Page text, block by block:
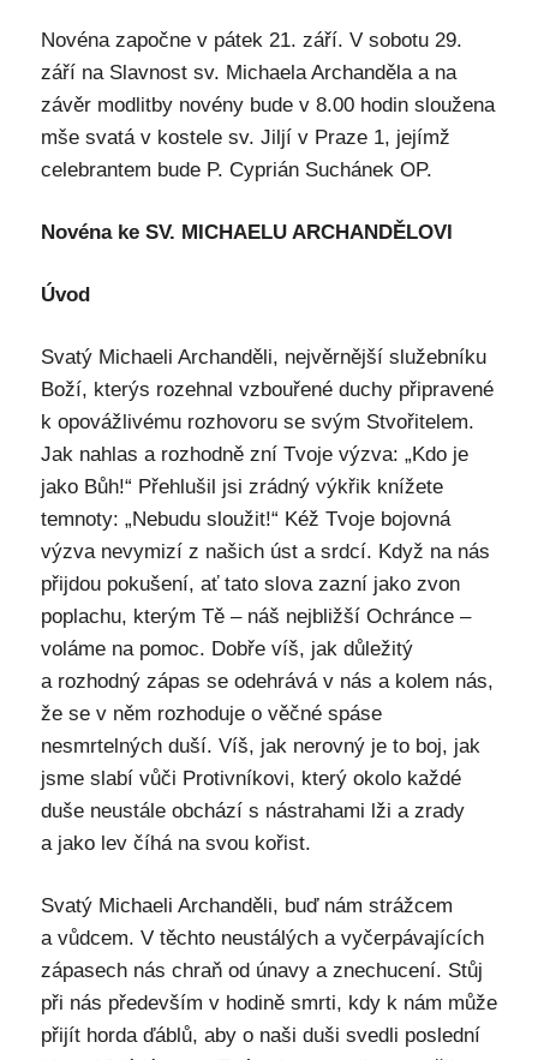
Novéna započne v pátek 21. září. V sobotu 29.
září na Slavnost sv. Michaela Archanděla a na
závěr modlitby novény bude v 8.00 hodin sloužena
mše svatá v kostele sv. Jiljí v Praze 1, jejímž
celebrantem bude P. Cyprián Suchánek OP.
Novéna ke SV. MICHAELU ARCHANDĚLOVI
Úvod
Svatý Michaeli Archanděli, nejvěrnější služebníku
Boží, kterýs rozehnal vzbouřené duchy připravené
k opovážlivému rozhovoru se svým Stvořitelem.
Jak nahlas a rozhodně zní Tvoje výzva: „Kdo je
jako Bůh!“ Přehlušil jsi zrádný výkřik knížete
temnoty: „Nebudu sloužit!“ Kéž Tvoje bojovná
výzva nevymizí z našich úst a srdcí. Když na nás
přijdou pokušení, ať tato slova zazní jako zvon
poplachu, kterým Tě – náš nejbližší Ochránce –
voláme na pomoc. Dobře víš, jak důležitý
a rozhodný zápas se odehrává v nás a kolem nás,
že se v něm rozhoduje o věčné spáse
nesmrtelných duší. Víš, jak nerovný je to boj, jak
jsme slabí vůči Protivníkovi, který okolo každé
duše neustále obchází s nástrahami lži a zrady
a jako lev číhá na svou kořist.
Svatý Michaeli Archanděli, buď nám strážcem
a vůdcem. V těchto neustálých a vyčerpávajících
zápasech nás chraň od únavy a znechucení. Stůj
při nás především v hodině smrti, kdy k nám může
přijít horda ďáblů, aby o naši duši svedli poslední